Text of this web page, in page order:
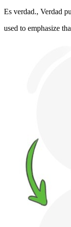
Es verdad., Verdad
used to emphasize